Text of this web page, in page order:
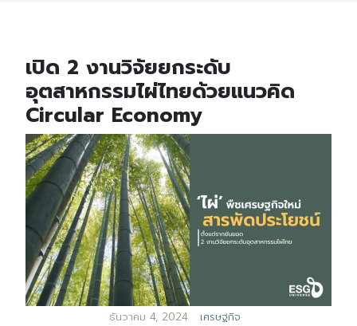
เปิด 2 งานวิจัยยกระดับ
อุตสาหกรรมไผ่ไทยด้วยแนวคิด
Circular Economy
ธันวาคม 4, 2024 เศรษฐกิจ